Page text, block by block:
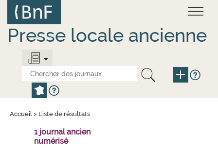
contenu
principal
Presse locale ancienne
Accueil > Liste de résultats
1 journal ancien
numérisé
Panneau de gestion des cookies